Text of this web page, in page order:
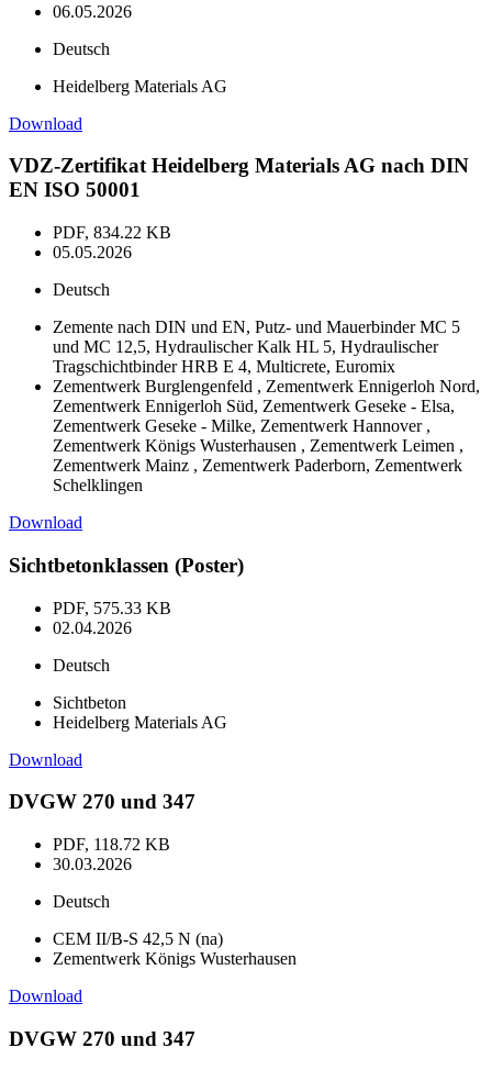
06.05.2026
Deutsch
Heidelberg Materials AG
Download
VDZ-Zertifikat Heidelberg Materials AG nach DIN
EN ISO 50001
PDF, 834.22 KB
05.05.2026
Deutsch
Zemente nach DIN und EN, Putz- und Mauerbinder MC 5
und MC 12,5, Hydraulischer Kalk HL 5, Hydraulischer
Tragschichtbinder HRB E 4, Multicrete, Euromix
Zementwerk Burglengenfeld , Zementwerk Ennigerloh Nord,
Zementwerk Ennigerloh Süd, Zementwerk Geseke - Elsa,
Zementwerk Geseke - Milke, Zementwerk Hannover ,
Zementwerk Königs Wusterhausen , Zementwerk Leimen ,
Zementwerk Mainz , Zementwerk Paderborn, Zementwerk
Schelklingen
Download
Sichtbetonklassen (Poster)
PDF, 575.33 KB
02.04.2026
Deutsch
Sichtbeton
Heidelberg Materials AG
Download
DVGW 270 und 347
PDF, 118.72 KB
30.03.2026
Deutsch
CEM II/B-S 42,5 N (na)
Zementwerk Königs Wusterhausen
Download
DVGW 270 und 347